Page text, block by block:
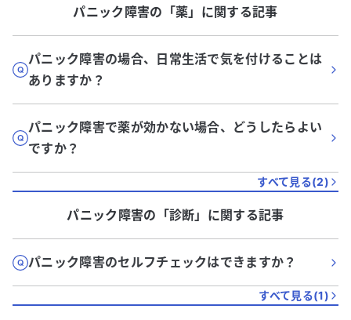
パニック障害の「薬」に関する記事
パニック障害の場合、日常生活で気を付けることは
ありますか？
パニック障害で薬が効かない場合、どうしたらよい
ですか？
すべて見る(2)
パニック障害の「診断」に関する記事
パニック障害のセルフチェックはできますか？
すべて見る(1)